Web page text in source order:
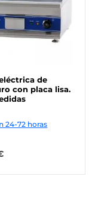
de
con placa lisa.
24-72 horas